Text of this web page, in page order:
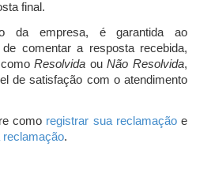
final.
da empresa, é garantida ao
comentar a resposta recebida,
comoResolvida ouNão Resolvida,
de satisfação com o atendimento
como registrar sua reclamaçãoe
reclamação.